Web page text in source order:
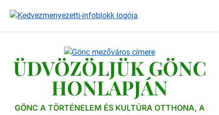
ÜDVÖZÖLJÜK GÖNC
HONLAPJÁN
GÖNC A TÖRTÉNELEM ÉS KULTÚRA OTTHONA, A